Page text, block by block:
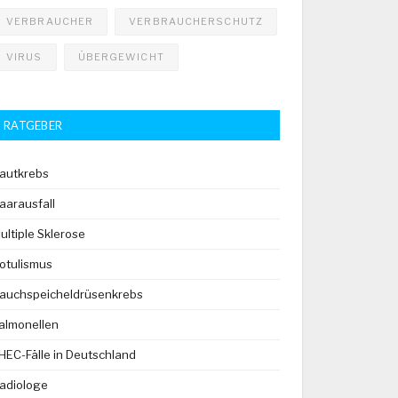
VERBRAUCHER VERBRAUCHERSCHUTZ
VIRUS ÜBERGEWICHT
RATGEBER
Sklerose
Fälle in Deutschland